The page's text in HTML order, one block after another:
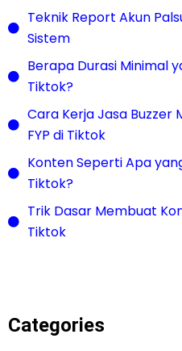
Teknik Report Akun
Sistem
Berapa Durasi Minimal
Tiktok?
Cara Kerja Jasa
FYP di Tiktok
Konten Seperti Apa
Tiktok?
Trik Dasar Membuat
Tiktok
Categories